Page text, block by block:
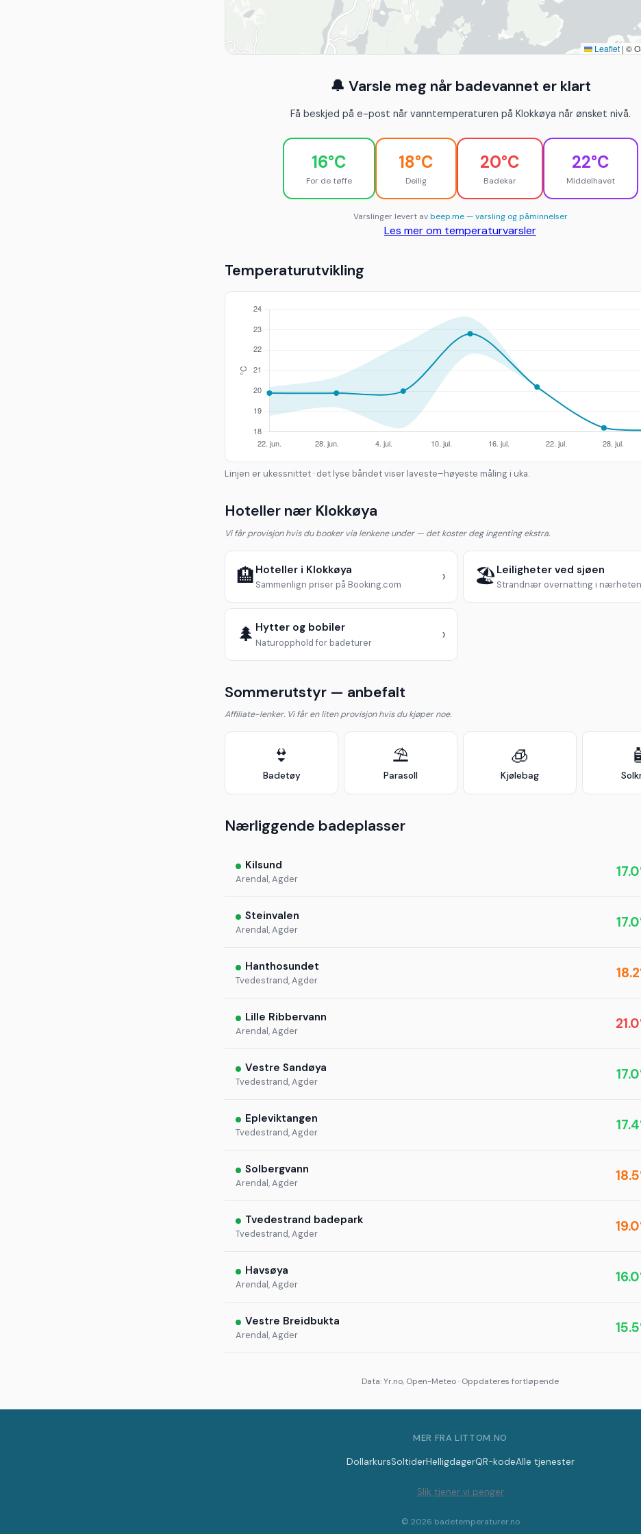
Leaflet | ©
🔔 Varsle meg når badevannet er klart
Få beskjed på e-post når vanntemperaturen på Klokkøya når ønsket nivå.
16°C
For de tøffe
18°C
Deilig
20°C
Badekar
22°C
Middelhavet
Varslinger levert avbeep.me — varsling og påminnelser
Les mer om temperaturvarsler
Temperaturutvikling
Linjen er ukessnittet · det lyse båndet viser laveste–høyeste måling i uka.
Hoteller nær Klokkøya
Vi får provisjon hvis du booker via lenkene under — det koster deg ingenting ekstra.
🏨 Hoteller i Klokkøya
Sammenlign priser på Booking.com › 🏖️ Leiligheter ved sjøen
Strandnær overnatting i nærheten
🌲 Hytter og bobiler
Naturopphold for badeturer ›
Sommerutstyr — anbefalt
Affiliate-lenker. Vi får en liten provisjon hvis du kjøper noe.
👙
Badetøy
⛱️
Parasoll
🧊
Kjølebag
Nærliggende badeplasser
Kilsund
Arendal, Agder
Steinvalen
Arendal, Agder
Hanthosundet
Tvedestrand, Agder
Lille Ribbervann
Arendal, Agder
Vestre Sandøya
Tvedestrand, Agder
Epleviktangen
Tvedestrand, Agder
Solbergvann
Arendal, Agder
Tvedestrand badepark
Tvedestrand, Agder
Havsøya
Arendal, Agder
Vestre Breidbukta
Arendal, Agder
Data: Yr.no, Open-Meteo · Oppdateres fortløpende
MER FRA LITTOM.NO
DollarkursSoltiderHelligdagerQR-kodeAlle tjenester
Slik tjener vi penger
© 2026 badetemperaturer.no